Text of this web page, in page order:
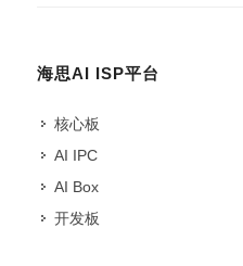
海思AI ISP平台
核心板
AI IPC
AI Box
开发板